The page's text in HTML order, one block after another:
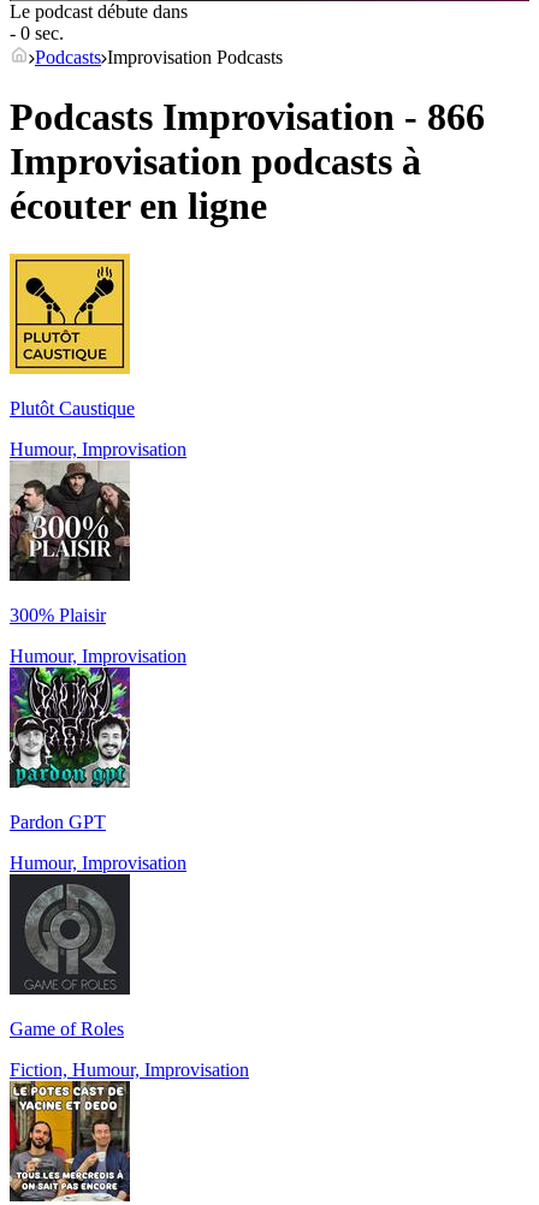
Le podcast débute dans
- 0 sec.
Podcasts Improvisation Podcasts
Podcasts Improvisation - 866
Improvisation podcasts à
écouter en ligne
Plutôt Caustique
Humour, Improvisation
300% Plaisir
Humour, Improvisation
Pardon GPT
Humour, Improvisation
Game of Roles
Fiction, Humour, Improvisation